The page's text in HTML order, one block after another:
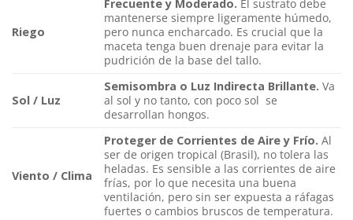
Riego
Frecuente y Moderado. El sustrato debe
mantenerse siempre ligeramente húmedo,
pero nunca encharcado. Es crucial que la
maceta tenga buen drenaje para evitar la
pudrición de la base del tallo.
Sol / Luz
Semisombra o Luz Indirecta Brillante. Va
al sol y no tanto, con poco sol se
desarrollan hongos.
Viento / Clima
Proteger de Corrientes de Aire y Frío. Al
ser de origen tropical (Brasil), no tolera las
heladas. Es sensible a las corrientes de aire
frías, por lo que necesita una buena
ventilación, pero sin ser expuesta a ráfagas
fuertes o cambios bruscos de temperatura.